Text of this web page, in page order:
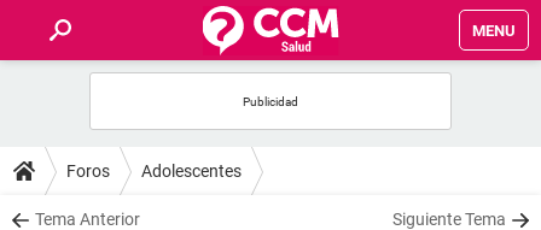
MENU
FOROS
SALUD
Foros Adolescentes
Tema Anterior Siguiente Tema